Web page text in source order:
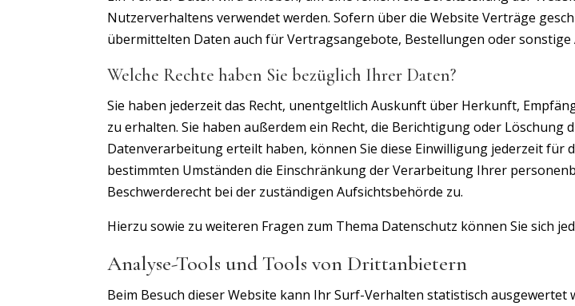
Nutzerverhaltens verwendet werden. Sofern über die Website Verträge
übermittelten Daten auch für Vertragsangebote, Bestellungen oder
Welche Rechte haben Sie bezüglich Ihrer Daten?
Sie haben jederzeit das Recht, unentgeltlich Auskunft über Herkunft,
zu erhalten. Sie haben außerdem ein Recht, die Berichtigung oder Löschung
Datenverarbeitung erteilt haben, können Sie diese Einwilligung jederzeit für
bestimmten Umständen die Einschränkung der Verarbeitung Ihrer
Beschwerderecht bei der zuständigen Aufsichtsbehörde zu.
Hierzu sowie zu weiteren Fragen zum Thema Datenschutz können Sie sich
Analyse-Tools und Tools von Dritt­anbietern
Beim Besuch dieser Website kann Ihr Surf-Verhalten statistisch